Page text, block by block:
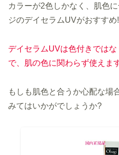
カラーが2色しかなく、肌色
ジのデイセラムUVがおすすめ!
デイセラムUVは色付きでは
で、肌の色に関わらず使えま
もしも肌色と合うか心配な場
みてはいかがでしょうか?